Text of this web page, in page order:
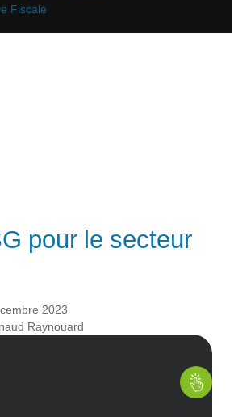
Fiscale
pour le secteur
2023
Raynouard